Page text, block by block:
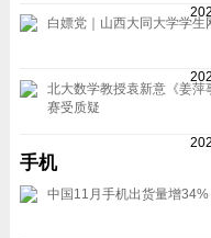
白嫖党｜山西大同大学学生
北大数学教授袁新意《姜
赛受质疑
手机
中国11月手机出货量增